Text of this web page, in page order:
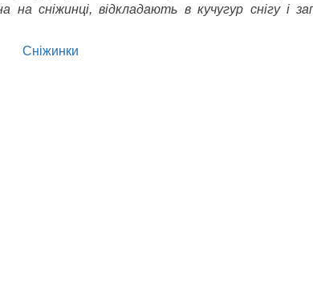
на сніжинці, відкладають в кучугур снігу і